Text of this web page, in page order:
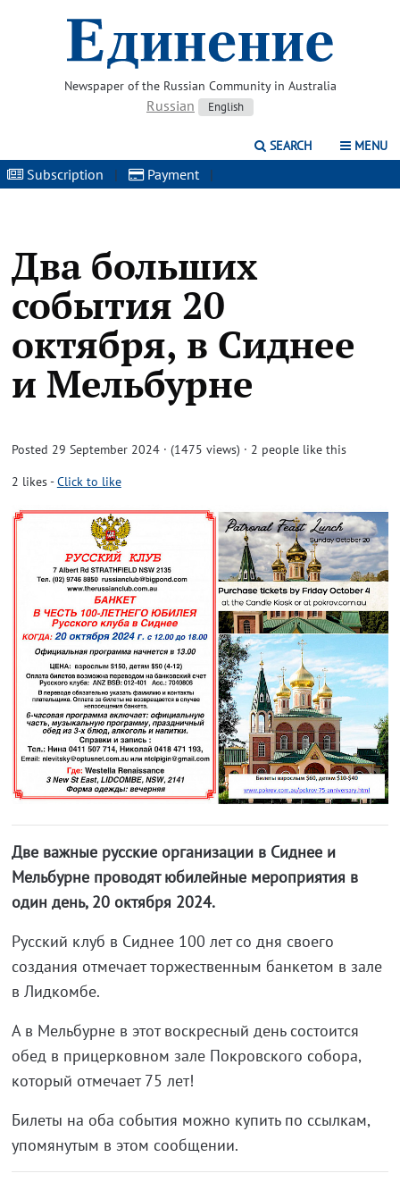
Newspaper of the Russian Community in Australia
Russian English
SEARCH MENU
Subscription | Payment |
Два больших
события 20
октября, в Сиднее
и Мельбурне
Posted 29 September 2024 · (1475 views) · 2 people like this
2 likes-Click to like
Две важные русские организации в Сиднее и
Мельбурне проводят юбилейные мероприятия в
один день, 20 октября 2024.
Русский клуб в Сиднее 100 лет со дня своего
создания отмечает торжественным банкетом в зале
в Лидкомбе.
А в Мельбурне в этот воскресный день состоится
обед в прицерковном зале Покровского собора,
который отмечает 75 лет!
Билеты на оба события можно купить по ссылкам,
упомянутым в этом сообщении.